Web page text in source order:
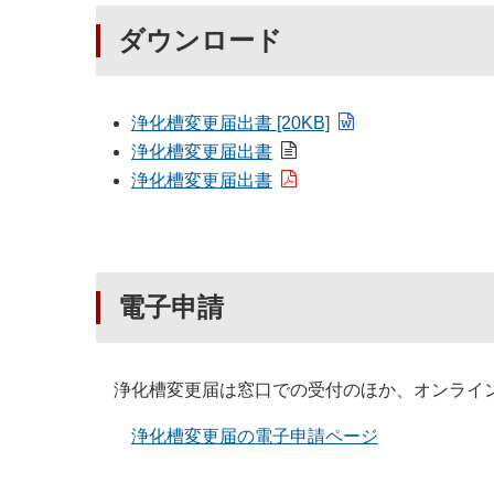
ダウンロード
浄化槽変更届出書 [20KB]
浄化槽変更届出書
浄化槽変更届出書
電子申請
浄化槽変更届は窓口での受付のほか、オンライ
浄化槽変更届の電子申請ページ